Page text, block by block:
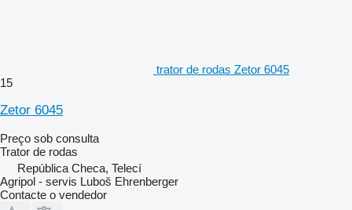
trator de rodas Zetor 6045
15
Zetor 6045
Preço sob consulta
Trator de rodas
República Checa, Telecí
Agripol - servis Luboš Ehrenberger
Contacte o vendedor